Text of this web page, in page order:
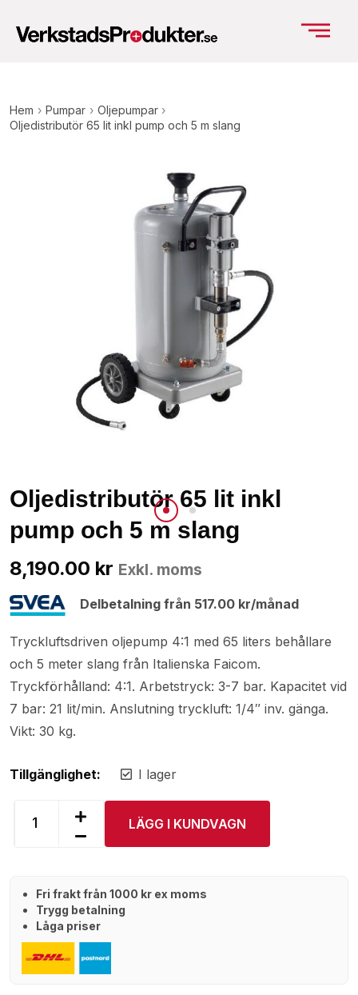
Hem › Pumpar › Oljepumpar ›
Oljedistributör 65 lit inkl pump och 5 m slang
Delbetalning från 517.00 kr/månad
8,190.00 kr Exkl. moms
Oljedistributör 65 lit inkl
pump och 5 m slang
Tryckluftsdriven oljepump 4:1 med 65 liters behållare
och 5 meter slang från Italienska Faicom.
Tryckförhålland: 4:1. Arbetstryck: 3-7 bar. Kapacitet vid
7 bar: 21 lit/min. Anslutning tryckluft: 1/4″ inv. gänga.
Vikt: 30 kg.
Tillgänglighet: I lager
LÄGG I KUNDVAGN
Fri frakt från 1000 kr ex moms
Trygg betalning
Låga priser